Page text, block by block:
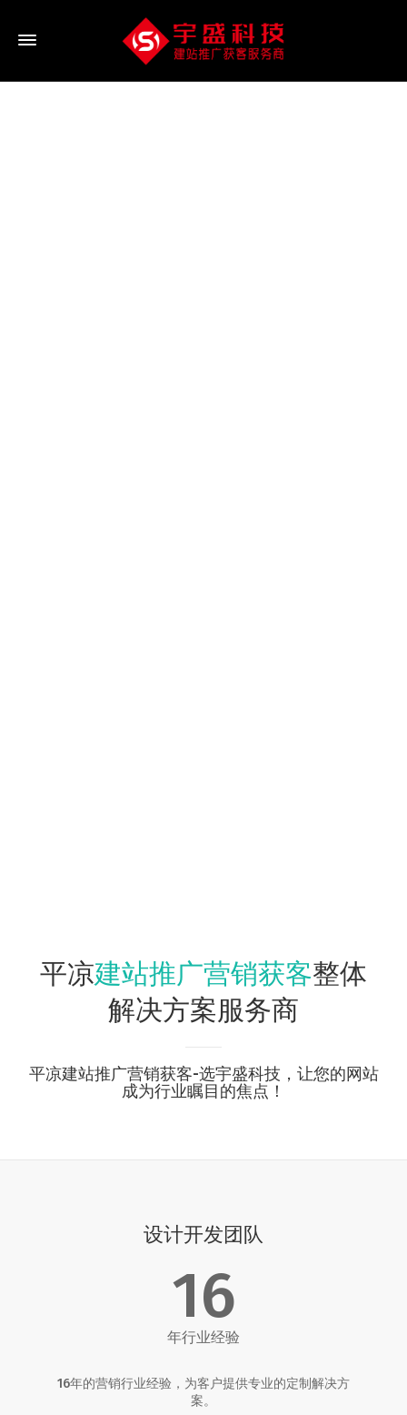
平凉建站推广营销获客整体
解决方案服务商
平凉建站推广营销获客-选宇盛科技，让您的网站
成为行业瞩目的焦点！
设计开发团队
16
年行业经验
16年的营销行业经验，为客户提供专业的定制解决方
案。